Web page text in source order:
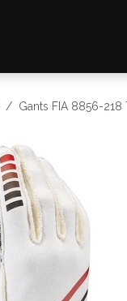
Gants FIA 8856-218